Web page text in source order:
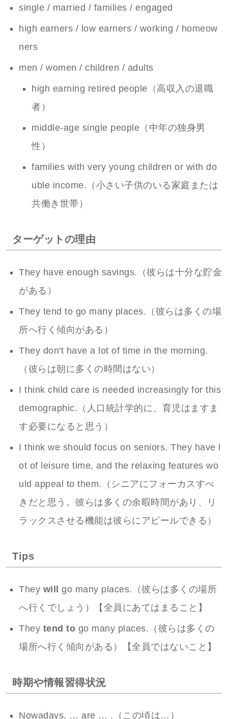
single / married / families / engaged
high earners / low earners / working / homeow
ners
men / women / children / adults
high earning retired people（高収入の退職
者）
middle-age single people（中年の独身男
性）
families with very young children or with do
uble income.（小さい子供のいる家庭または
共働き世帯）
ターゲットの理由
They have enough savings.（彼らは十分な貯金
がある）
They tend to go many places.（彼らは多くの場
所へ行く傾向がある）
They don't have a lot of time in the morning.
（彼らは朝に多くの時間はない）
I think child care is needed increasingly for this
demographic.（人口統計学的に、育児はますま
す必要になると思う）
I think we should focus on seniors. They have l
ot of leisure time, and the relaxing features wo
uld appeal to them.（シニアにフォーカスすべ
きだと思う。彼らは多くの余暇時間があり、リ
ラックスさせる機能は彼らにアピールできる）
Tips
They will
go many places.（彼らは多くの場所
へ行くでしょう）【全員にあてはまること】
They tend to go many places.（彼らは多くの
場所へ行く傾向がある）【全員ではないこと】
時期や情報習得状況
Nowadays, … are … .（この頃は…）